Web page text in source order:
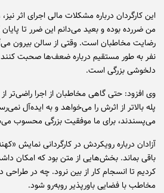
این کارگردان درباره مشکلات مالی اجرای اثر
من ضررده بوده و بعید می‌دانم این ضرر تا
رضایت مخاطبان است. وقتی از سالن بیرون
نفر به طور مستقیم درباره ضعف‌ها صحبت کنند
دلخوشی بزرگی است.
وی افزود: حتی گاهی مخاطبان از اجرا راضی‌تر
پله بالاتر از اثرش را می‌خواهد و به ایده‌آل
می‌پسندند، برای ما موفقیت بزرگی محسوب
آزادان درباره رویکردش در کارگردانی نمایش
باقی بماند. بخش‌هایی از متن بود که امکان
کردیم تا انسجام کار از بین نرود. چه در طراحی
مخاطب با فضایی باورپذیر روبه‌رو شود.